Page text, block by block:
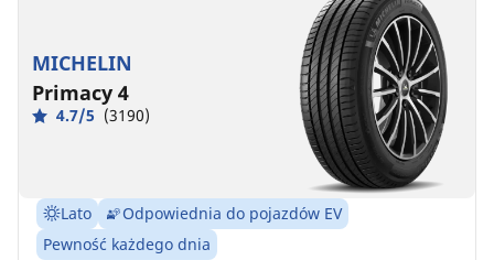
MICHELIN
Primacy 4
4.7/5 (3190)
Lato
Odpowiednia do pojazdów EV
Pewność każdego dnia